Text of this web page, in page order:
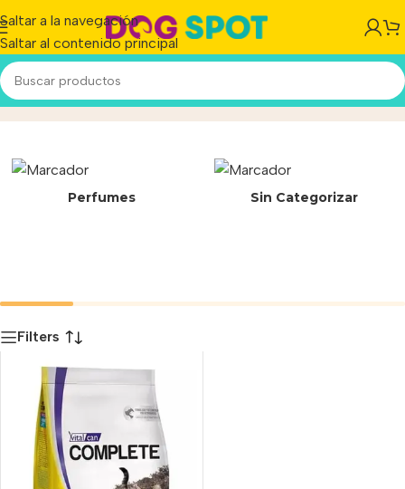
Saltar a la navegación
Saltar al contenido principal
vias urinaruasInicio/Producto
Perfumes Sin Categorizar
Filters